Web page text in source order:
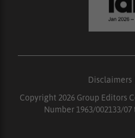
Disclaimers
Copyright 2026 Group Editors
Number 1963/002133/